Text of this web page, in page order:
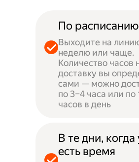
По расписанию
Выходите на
неделю или чаще.
Количество часов
доставку вы
сами — можно
по 3–4 часа или по
часов в день
В те дни, когда
есть время